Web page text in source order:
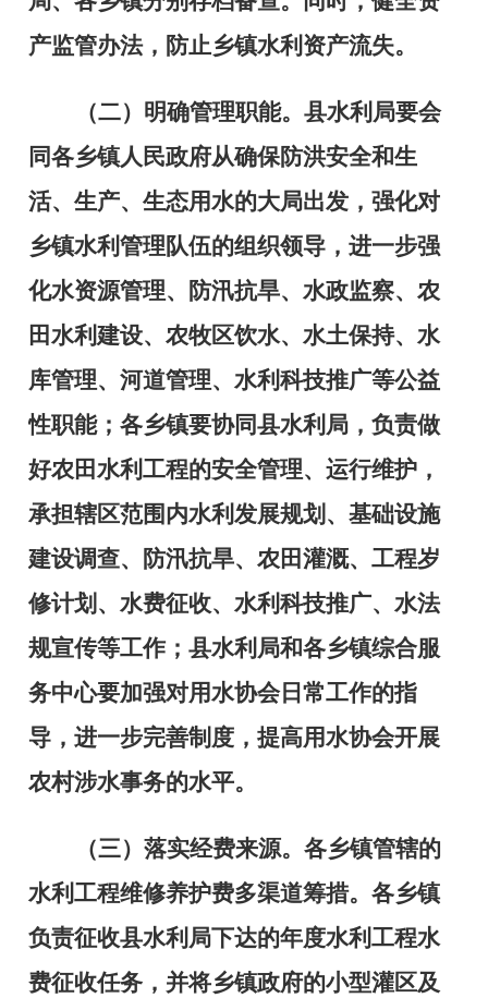
产监管办法，防止乡镇水利资产流失。
（二）明确管理职能。 县水利局要会
同各乡镇人民政府从确保防洪安全和生
活、生产、生态用水的大局出发，强化对
乡镇水利管理队伍的组织领导，进一步强
化水资源管理、防汛抗旱、水政监察、农
田水利建设、农牧区饮水、水土保持、水
库管理、河道管理、水利科技推广等公益
性职能；各乡镇要协同县水利局，负责做
好农田水利工程的安全管理、运行维护，
承担辖区范围内水利发展规划、基础设施
建设调查、防汛抗旱、农田灌溉、工程岁
修计划、水费征收、水利科技推广、水法
规宣传等工作；县水利局和各乡镇综合服
务中心要加强对用水协会日常工作的指
导，进一步完善制度，提高用水协会开展
农村涉水事务的水平。
（三）落实经费来源。 各乡镇管辖的
水利工程维修养护费多渠道筹措。各乡镇
负责征收县水利局下达的年度水利工程水
费征收任务，并将乡镇政府的小型灌区及